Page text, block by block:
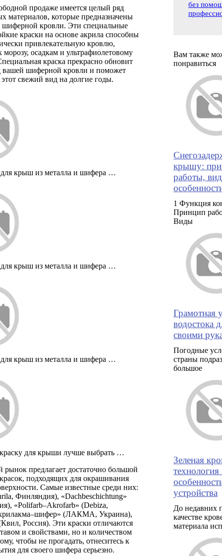
продаже имеется целый ряд
материалов, которые предназначены
шиферной кровли. Эти специальные
краски на основе акрила способны
привлекательную кровлю,
осадкам и ультрафиолетовому
краска прекрасно обновит
шиферной кровли и поможет
свежий вид на долгие годы.
для крыш из металла и шифера …
для крыш из металла и шифера …
для крыш из металла и шифера …
для крыши лучше выбрать …
предлагает достаточно большой
подходящих для окрашивания
Самые известные среди них:
Финляндия), «Dachbeschichtung»
«Polifarb–Akrofarb» (Debiza,
(ЛАКМА, Украина),
Россия). Эти краски отличаются
и свойствами, но и количеством
чтобы не прогадать, отнеситесь к
для своего шифера серьезно.
без
Вам также
понравиться
крышу:
работы,
1 Функция
Принцип
Виды
Грамотная
водостока
своими
Погодные
страны
большое
Зеленая
технология
устройства
До недавних
качестве
материала